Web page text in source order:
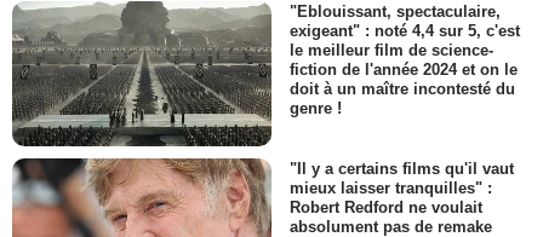
"Eblouissant, spectaculaire,
exigeant" : noté 4,4 sur 5, c'est
le meilleur film de science-
fiction de l'année 2024 et on le
doit à un maître incontesté du
genre !
"Il y a certains films qu'il vaut
mieux laisser tranquilles" :
Robert Redford ne voulait
absolument pas de remake